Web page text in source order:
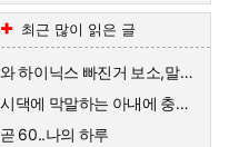
최근 많이 읽은 글
와 하이닉스 빠진거 보소,말이 안나옴
시댁에 막말하는 아내에 충격받은 스튜디오
곧 60..나의 하루